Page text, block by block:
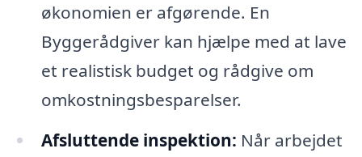
økonomien er afgørende. En
Byggerådgiver kan hjælpe med at lave
et realistisk budget og rådgive om
omkostningsbesparelser.
Afsluttende inspektion: Når arbejdet